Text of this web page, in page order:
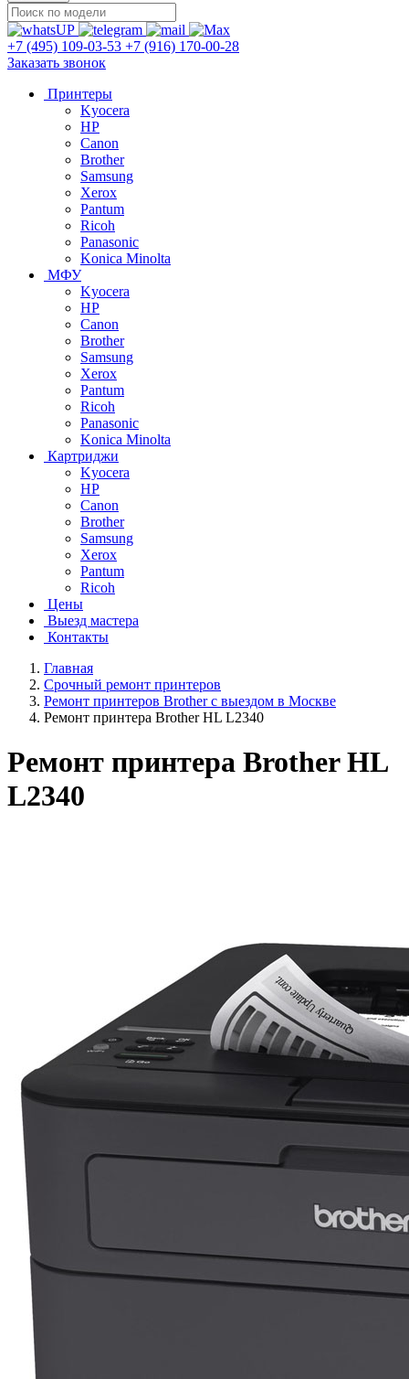
+7 (495) 109-03-53 +7 (916) 170-00-28
Заказать звонок
Принтеры
Kyocera
HP
Canon
Brother
Samsung
Xerox
Pantum
Ricoh
Panasonic
Konica Minolta
МФУ
Kyocera
HP
Canon
Brother
Samsung
Xerox
Pantum
Ricoh
Panasonic
Konica Minolta
Картриджи
Kyocera
HP
Canon
Brother
Samsung
Xerox
Pantum
Ricoh
Цены
Выезд мастера
Контакты
Главная
Срочный ремонт принтеров
Ремонт принтеров Brother с выездом в Москве
Ремонт принтера Brother HL L2340
Ремонт принтера Brother HL
L2340